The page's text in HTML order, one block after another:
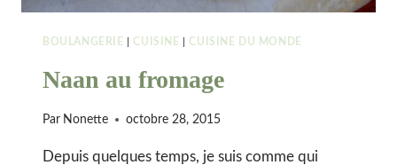
BOULANGERIE CUISINE CUISINE DU MONDE
Naan au fromage
Par Nonette octobre 28, 2015
Depuis quelques temps, je suis comme qui